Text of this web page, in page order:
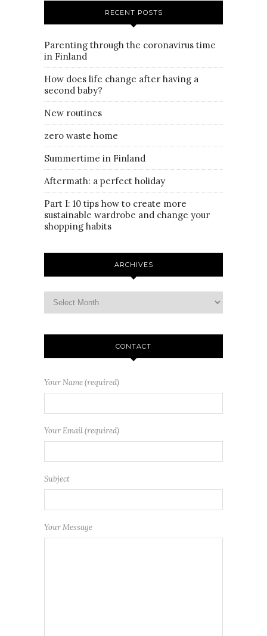
RECENT POSTS
Parenting through the coronavirus time
in Finland
How does life change after having a
second baby?
New routines
zero waste home
Summertime in Finland
Aftermath: a perfect holiday
Part I: 10 tips how to create more
sustainable wardrobe and change your
shopping habits
ARCHIVES
CONTACT
Your Name (required)
Your Email (required)
Subject
Your Message